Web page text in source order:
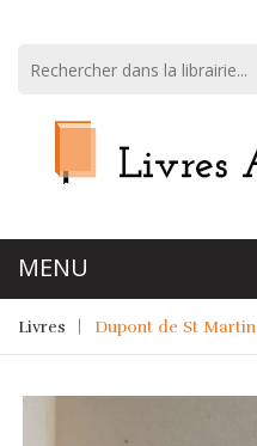
Livres Dupont de St Martin